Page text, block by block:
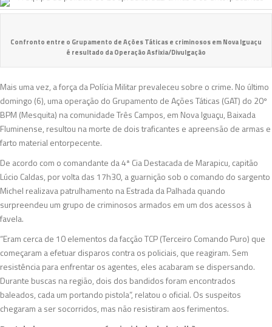
Confronto entre o Grupamento de Ações Táticas e criminosos em Nova Iguaçu
é resultado da Operação Asfixia/Divulgação
Mais uma vez, a força da Polícia Militar prevaleceu sobre o crime. No último
domingo (6), uma operação do Grupamento de Ações Táticas (GAT) do 20º
BPM (Mesquita) na comunidade Três Campos, em Nova Iguaçu, Baixada
Fluminense, resultou na morte de dois traficantes e apreensão de armas e
farto material entorpecente.
De acordo com o comandante da 4ª Cia Destacada de Marapicu, capitão
Lúcio Caldas, por volta das 17h30, a guarnição sob o comando do sargento
Michel realizava patrulhamento na Estrada da Palhada quando
surpreendeu um grupo de criminosos armados em um dos acessos à
favela.
“Eram cerca de 10 elementos da facção TCP (Terceiro Comando Puro) que
começaram a efetuar disparos contra os policiais, que reagiram. Sem
resistência para enfrentar os agentes, eles acabaram se dispersando.
Durante buscas na região, dois dos bandidos foram encontrados
baleados, cada um portando pistola”, relatou o oficial. Os suspeitos
chegaram a ser socorridos, mas não resistiram aos ferimentos.